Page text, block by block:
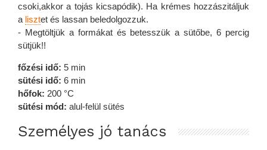
csoki,akkor a tojás kicsapódik). Ha krémes hozzászitáljuk
a lisztet és lassan beledolgozzuk.
- Megtöltjük a formákat és betesszük a sütőbe, 6 percig
sütjük!!
főzési idő: 5 min
sütési idő: 6 min
hőfok: 200 °C
sütési mód: alul-felül sütés
Személyes jó tanács